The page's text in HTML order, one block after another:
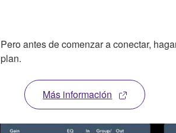
Pero antes de comenzar a conectar,
plan.
Más información